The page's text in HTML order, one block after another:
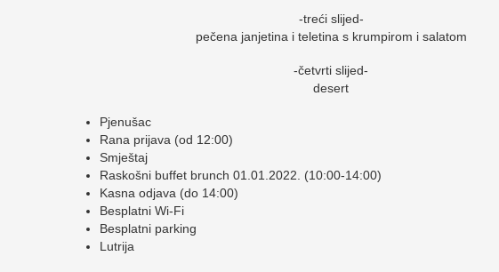
-treći slijed-
pečena janjetina i teletina s krumpirom i salatom
-četvrti slijed-
desert
Pjenušac
Rana prijava (od 12:00)
Smještaj
Raskošni buffet brunch 01.01.2022. (10:00-14:00)
Kasna odjava (do 14:00)
Besplatni Wi-Fi
Besplatni parking
Lutrija